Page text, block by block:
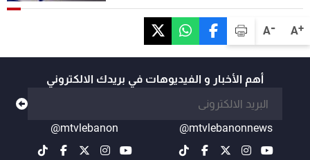
A+
A-
أهم الأخبار و الفيديوهات في بريدك الالكتروني
@mtvlebanonnews
@mtvlebanon